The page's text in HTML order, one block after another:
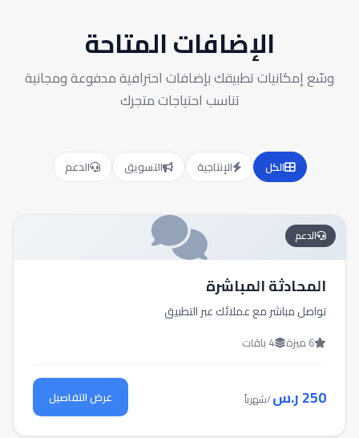
الإضافات المتاحة
وسّع إمكانيات تطبيقك بإضافات احترافية مدفوعة ومجانية
تناسب احتياجات متجرك
الكل الإنتاجية التسويق الدعم
الدعم
المحادثة المباشرة
تواصل مباشر مع عملائك عبر التطبيق
6 ميزة 4 باقات
250 ر.س /شهرياً عرض التفاصيل